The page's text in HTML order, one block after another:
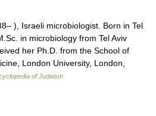
), Israeli microbiologist. Born in Tel
in microbiology from Tel Aviv
her Ph.D. from the School of
London University, London,
of Judaism